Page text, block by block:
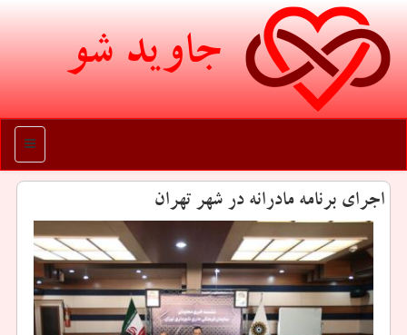
جاوید شو
منو
اجرای برنامه مادرانه در شهر تهران